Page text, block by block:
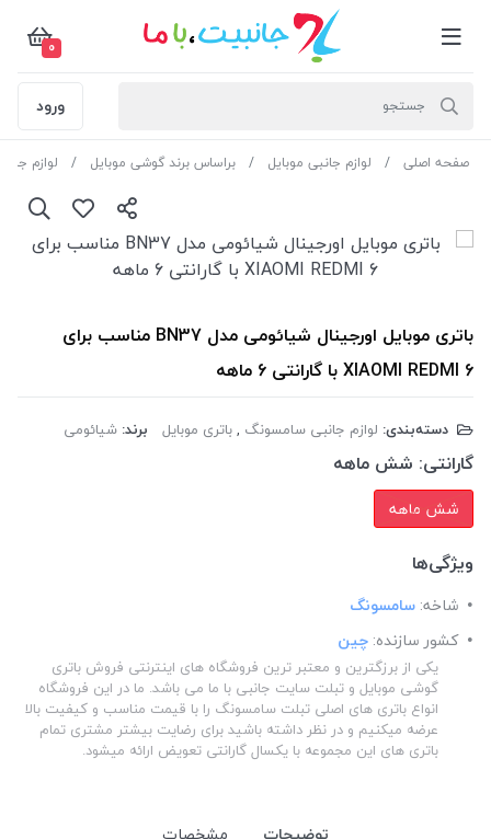
0
ورود
صفحه اصلی لوازم جانبی موبایل براساس برند گوشی موبایل لوازم
باتری موبایل اورجینال شیائومی مدل BN37 مناسب برای
XIAOMI REDMI 6 با گارانتی 6 ماهه
دسته‌بندی: لوازم جانبی سامسونگ ,باتری موبایل برند: شیائومی
گارانتی: شش ماهه
شش ماهه
ویژگی‌ها
شاخه: سامسونگ
کشور سازنده: چین
یکی از برزگترین و معتبر ترین فروشگاه های اینترنتی فروش باتری
گوشی موبایل و تبلت سایت جانبی با ما می باشد. ما در این فروشگاه
انواع باتری های اصلی تبلت سامسونگ را با قیمت مناسب و کیفیت بالا
عرضه میکنیم و در نظر داشته باشید برای رضایت بیشتر مشتری تمام
باتری های این مجموعه با یکسال گارانتی تعویض ارائه میشود.